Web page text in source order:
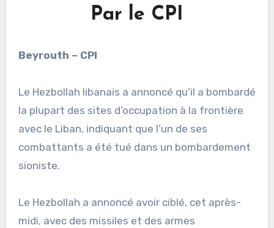
Par le CPI
Beyrouth – CPI
Le Hezbollah libanais a annoncé qu’il a bombardé
la plupart des sites d’occupation à la frontière
avec le Liban, indiquant que l’un de ses
combattants a été tué dans un bombardement
sioniste.
Le Hezbollah a annoncé avoir ciblé, cet après-
midi, avec des missiles et des armes